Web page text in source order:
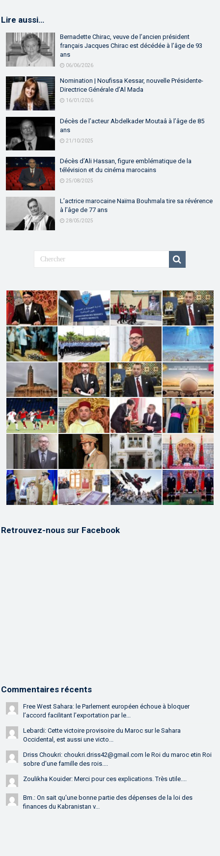
Lire aussi…
Bernadette Chirac, veuve de l’ancien président
français Jacques Chirac est décédée à l’âge de 93
ans
06/06/2026
Nomination | Noufissa Kessar, nouvelle Présidente-
Directrice Générale d’Al Mada
16/01/2026
Décès de l’acteur Abdelkader Moutaâ à l’âge de 85
ans
21/10/2025
Décès d’Ali Hassan, figure emblématique de la
télévision et du cinéma marocains
25/08/2025
L’actrice marocaine Naïma Bouhmala tire sa révérence
à l’âge de 77 ans
28/05/2025
Retrouvez-nous sur Facebook
Commentaires récents
Free West Sahara: le Parlement européen échoue à bloquer
l’accord facilitant l’exportation par le...
Lebardi: Cette victoire provisoire du Maroc sur le Sahara
Occidental, est aussi une victo...
Driss Choukri: choukri.driss42@gmail.com le Roi du maroc etin Roi
sobre d'une famille des rois....
Zoulikha Kouider: Merci pour ces explications. Très utile....
Bm.: On sait qu'une bonne partie des dépenses de la loi des
finances du Kabranistan v...